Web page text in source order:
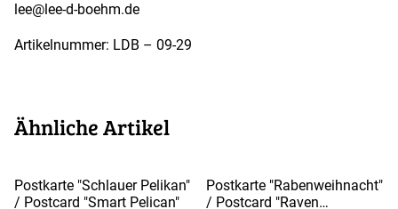
lee@lee-d-boehm.de
Artikelnummer: LDB – 09-29
Ähnliche Artikel
Postkarte "Schlauer Pelikan"
/ Postcard "Smart Pelican"
Postkarte "Rabenweihnacht"
/ Postcard "Raven